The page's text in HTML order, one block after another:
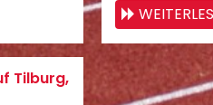
Tilburg,